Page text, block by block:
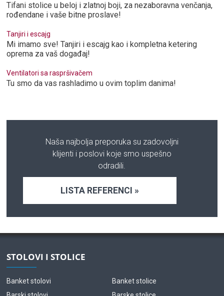
Tifani stolice u beloj i zlatnoj boji, za nezaboravna venčanja,
rođendane i vaše bitne proslave!
Tanjiri i escajg
Mi imamo sve! Tanjiri i escajg kao i kompletna ketering
oprema za vaš događaj!
Ventilatori sa raspršivačem
Tu smo da vas rashladimo u ovim toplim danima!
Naša najbolja preporuka su zadovoljni
klijenti i poslovi koje smo uspešno
odradili.
LISTA REFERENCI »
STOLOVI I STOLICE
Banket stolovi
Banket stolice